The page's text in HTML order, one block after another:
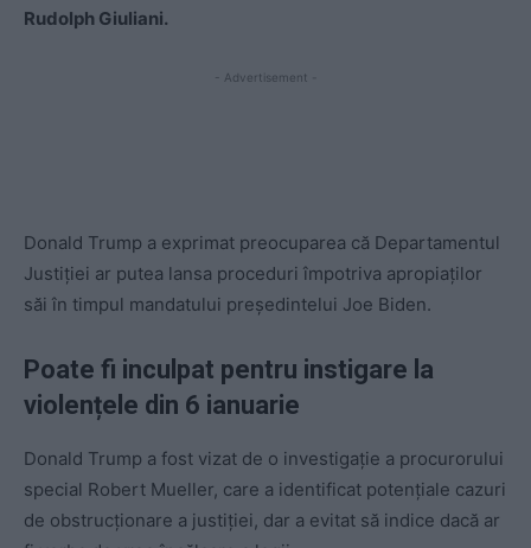
Rudolph Giuliani.
- Advertisement -
Donald Trump a exprimat preocuparea că Departamentul
Justiţiei ar putea lansa proceduri împotriva apropiaţilor
săi în timpul mandatului preşedintelui Joe Biden.
Poate fi inculpat pentru instigare la
violențele din 6 ianuarie
Donald Trump a fost vizat de o investigaţie a procurorului
special Robert Mueller, care a identificat potenţiale cazuri
de obstrucţionare a justiţiei, dar a evitat să indice dacă ar